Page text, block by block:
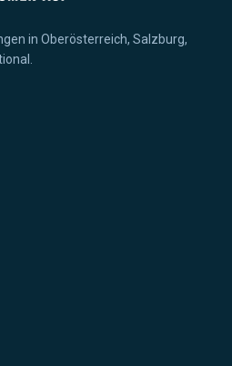
in Oberösterreich, Salzburg,